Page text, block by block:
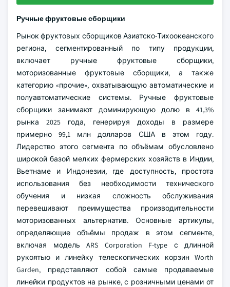
Ручные фруктовые сборщики
Рынок фруктовых сборщиков Азиатско-Тихоокеанского
региона, сегментированный по типу продукции,
включает ручные фруктовые сборщики,
моторизованные фруктовые сборщики, а также
категорию «прочие», охватывающую автоматические и
полуавтоматические системы. Ручные фруктовые
сборщики занимают доминирующую долю в 41,3%
рынка 2025 года, генерируя доходы в размере
примерно 99,1 млн долларов США в этом году.
Лидерство этого сегмента по объёмам обусловлено
широкой базой мелких фермерских хозяйств в Индии,
Вьетнаме и Индонезии, где доступность, простота
использования без необходимости технического
обучения и низкая сложность обслуживания
перевешивают преимущества производительности
моторизованных альтернатив. Основные артикулы,
определяющие объёмы продаж в этом сегменте,
включая модель ARS Corporation F-type с длинной
рукоятью и линейку телескопических корзин Worth
Garden, представляют собой самые продаваемые
линейки продуктов на рынке, с розничными ценами от